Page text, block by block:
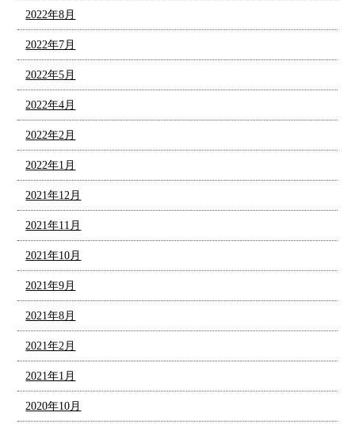
2022年8月
2022年7月
2022年5月
2022年4月
2022年2月
2022年1月
2021年12月
2021年11月
2021年10月
2021年9月
2021年8月
2021年2月
2021年1月
2020年10月